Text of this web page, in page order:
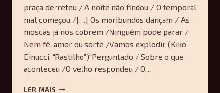
praça derreteu / A noite não findou / O temporal
mal começou /[…] Os moribundos dançam / As
moscas já nos cobrem /Ninguém pode parar /
Nem fé, amor ou sorte /Vamos explodir”(Kiko
Dinucci, “Rastilho”)“Perguntado / Sobre o que
aconteceu /O velho respondeu / O…
LER MAIS O